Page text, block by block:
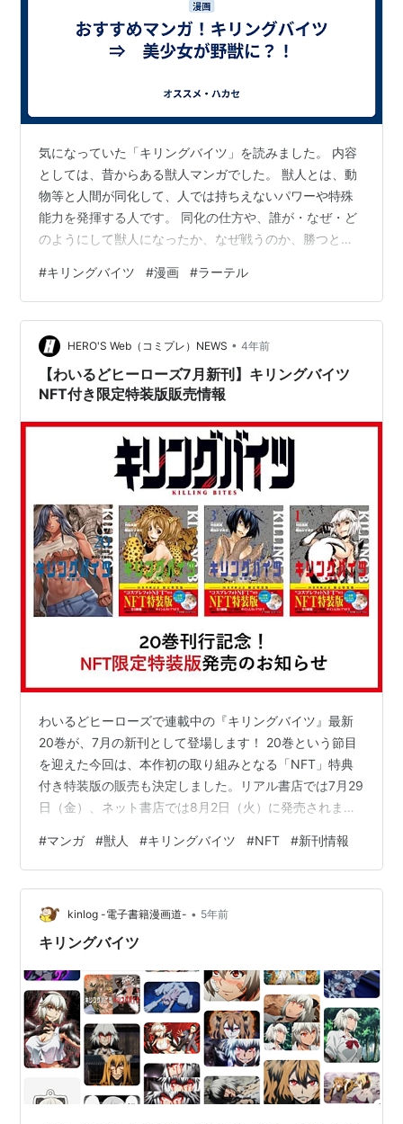
ミックス)
作者:村田真哉,隅田かずあさ
出版社/メーカー:小学館クリエイティ
発売日:2014/09/05
メディア:コミック
キリングバイツ(2) (ヒーローズコ
ミックス)
作者:村田真哉,隅田かずあさ
ブ
メディア:コミック
この商品を含むブログ (1件) を見る
キリングバイツ(3) (ヒーローズコ
ミックス)
作者:村田真哉,隅田かずあさ
出版社/メーカー:小学館クリエイティ
ブ
発売日:2015/03/05
メディア:コミック
この商品を含むブログ (3件) を見る
キリングバイツ(5) (ヒーローズコ
ミックス)
作者:村田真哉,隅田かずあさ
出版社/メーカー:小学館クリエイティ
ブ
発売日:2016/03/05
メディア:コミック
キリングバイツ(4) (ヒーローズコ
ミックス)
作者:村田真哉,隅田かずあさ
ブ
メディア:コミック
この商品を含むブログ (1件) を見る
ミックス)
作者:村田真哉,隅田かずあさ
出版社/メーカー:小学館クリエイティブ
発売日:2016/09/05
メディア:コミック
この商品を含むブログを見る
気になっていた「キリングバイツ」を読みました。 内容
としては、昔からある獣人マンガでした。 獣人とは、動
物等と人間が同化して、人では持ちえないパワーや特殊
能力を発揮する人です。 同化の仕方や、誰が・なぜ・ど
のようにして獣人になったか、なぜ戦うのか、勝つとど
は女子高生とラーテルが同化した獣人がヒロインになっ
ています。 女子高生の絵がうまいのと、獣人なので自然
と半裸になることが多いので、エロい恰好してることが
多めです。 あまり獣人もので利用されていなかった動物
が使われていて、これも楽しい原因の一つかと思いま
す。 例えばラーテルなんて、初めて聞きま…
#キリングバイツ #漫画 #ラーテル
HERO'S Web（コミプレ）NEWS • 4年前
【わいるどヒーローズ7月新刊】キリングバイツ
NFT付き限定特装版販売情報
わいるどヒーローズで連載中の『キリングバイツ』最新
20巻が、7月の新刊として登場します！ 20巻という節目
を迎えた今回は、本作初の取り組みとなる「NFT」特典
付き特装版の販売も決定しました。リアル書店では7月29
日（金）、ネット書店では8月2日（火）に発売されま
定特装版詳細 ※NFT付き限定特装版封入カード見本 ※20
巻NFT付き限定特装版特典「原作ネーム」見本 ※1～3巻
NFT付き限定特装版特典「火将ロシエルさんコスプレフ
ォト」見本 ■対象刊1～3巻、20巻 ■特典内容 ・1～3巻
NFT付き限定特装版 ｜ 火将ロシエルさんコスプレフォ…
#マンガ #獣人 #キリングバイツ #NFT #新刊情報
kinlog -電子書籍漫画道- • 5年前
キリングバイツ